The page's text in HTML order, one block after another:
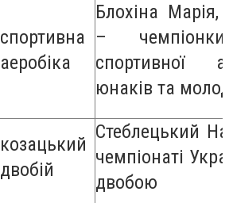
спортивна
аеробіка
Блохіна
–
спортивної
юнаків та
козацький
двобій
Стеблецький
чемпіонаті
двобою